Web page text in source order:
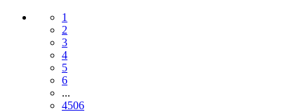
1
2
3
4
5
6
...
4506